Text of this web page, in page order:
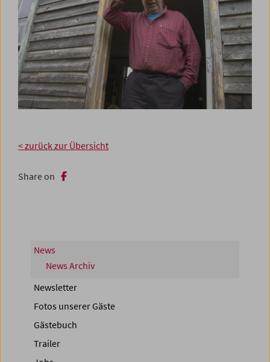
< zurück zur Übersicht
Share on
News
News Archiv
Newsletter
Fotos unserer Gäste
Gästebuch
Trailer